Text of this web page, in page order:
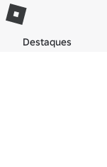
Destaques